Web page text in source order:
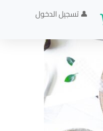
👤تسجيل الدخول